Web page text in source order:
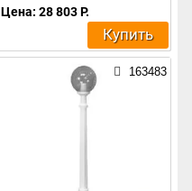
Цена: 28 803 Р.
Купить
163483